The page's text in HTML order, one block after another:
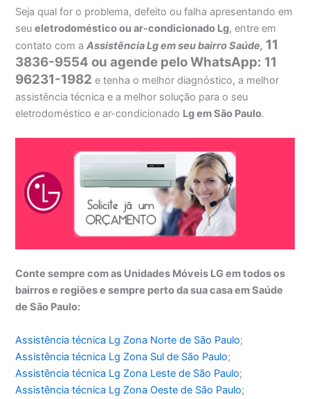
Seja qual for o problema, defeito ou falha apresentando em
seueletrodoméstico ou ar-condicionado Lg, entre em
contato com aAssistência Lg em seu bairro Saúde, 11
3836-9554 ou agende pelo WhatsApp: 11
96231-1982 e tenha o melhor diagnóstico, a melhor
assistência técnica e a melhor solução para o seu
eletrodoméstico e ar-condicionado Lg em São Paulo.
Conte sempre com as Unidades Móveis LG em todos os
bairros e regiões e sempre perto da sua casa em Saúde
de São Paulo:
Assistência técnica Lg Zona Norte de São Paulo;
Assistência técnica Lg Zona Sul de São Paulo;
Assistência técnica Lg Zona Leste de São Paulo;
Assistência técnica Lg Zona Oeste de São Paulo;